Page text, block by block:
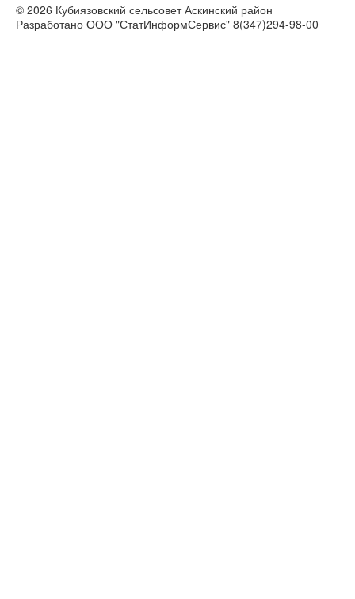
© 2026 Кубиязовский сельсовет Аскинский район
Разработано ООО "СтатИнформСервис" 8(347)294-98-00